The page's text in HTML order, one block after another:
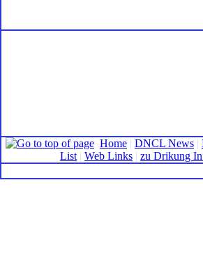
Home | DNCL News |
List | Web Links | zu Drikung